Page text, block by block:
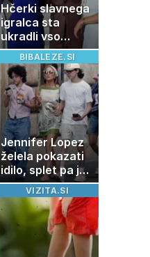
Hčerki slavnega
igralca sta
ukradli vso
pozornost
BIBALEZE.SI
Jennifer Lopez
želela pokazati
idilo, splet pa je
razburila ena
stvar
VIZITA.SI